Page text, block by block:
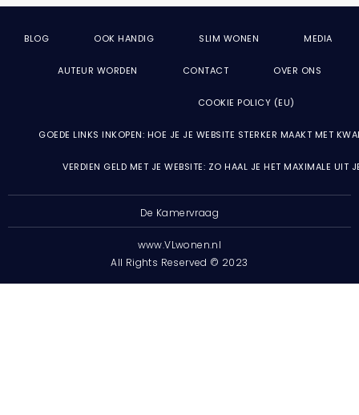
BLOG OOK HANDIG SLIM WONEN MEDIA
AUTEUR WORDEN CONTACT OVER ONS
COOKIE POLICY (EU)
GOEDE LINKS INKOPEN: HOE JE JE WEBSITE STERKER MAAKT MET
VERDIEN GELD MET JE WEBSITE: ZO HAAL JE HET MAXIMALE UIT
De Kamervraag
www.VLwonen.nl
All Rights Reserved © 2023